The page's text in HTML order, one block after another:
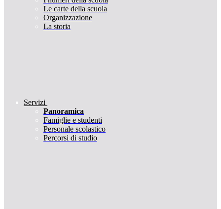
Le carte della scuola
Organizzazione
La storia
Servizi
Panoramica
Famiglie e studenti
Personale scolastico
Percorsi di studio